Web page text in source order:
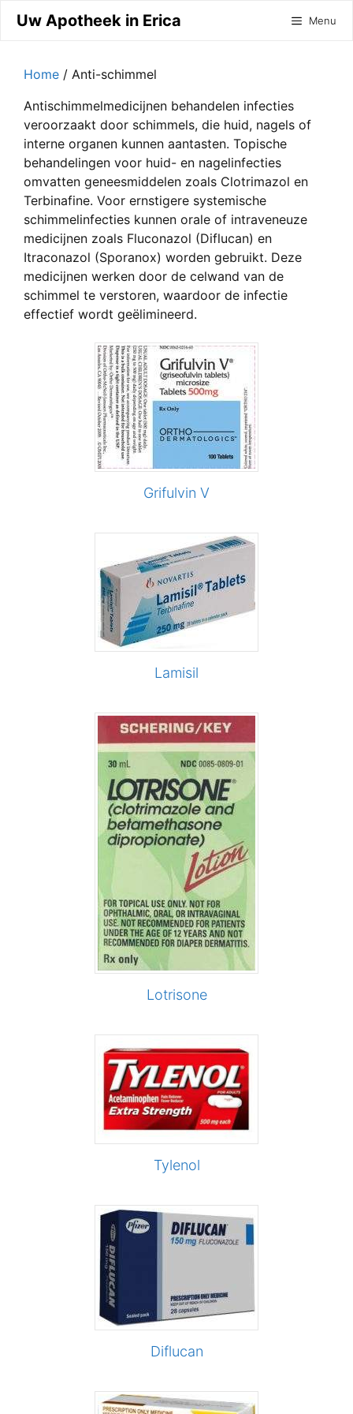
naar
inhoud
Uw Apotheek in Erica Menu
Home / Anti-schimmel
Antischimmelmedicijnen behandelen infecties
veroorzaakt door schimmels, die huid, nagels of
interne organen kunnen aantasten. Topische
behandelingen voor huid- en nagelinfecties
omvatten geneesmiddelen zoals Clotrimazol en
Terbinafine. Voor ernstigere systemische
schimmelinfecties kunnen orale of intraveneuze
medicijnen zoals Fluconazol (Diflucan) en
Itraconazol (Sporanox) worden gebruikt. Deze
medicijnen werken door de celwand van de
schimmel te verstoren, waardoor de infectie
effectief wordt geëlimineerd.
Grifulvin V
Lamisil
Lotrisone
Tylenol
Diflucan